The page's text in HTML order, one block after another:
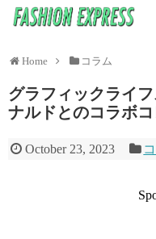
Home コラム
グラフィックライ
ナルドとのコラボ
October 23, 2023